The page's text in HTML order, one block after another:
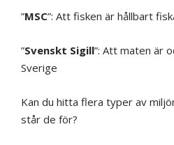
”MSC”: Att fisken är hållbart
”Svenskt Sigill”: Att maten är
Sverige
Kan du hitta flera typer av
står de för?